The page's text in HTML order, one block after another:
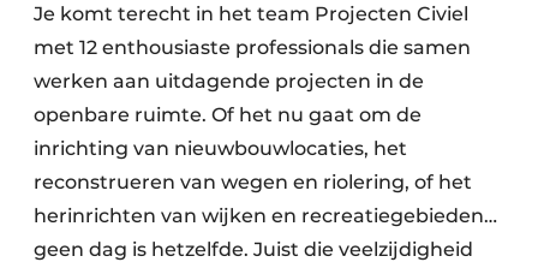
Duurzaamheid & Innovatie
Fundering
Kopen/Huren/Leasen
Sloop & Recycling
Bouwtransport
Je komt terecht in het team Projecten Civiel
met 12 enthousiaste professionals die samen
werken aan uitdagende projecten in de
openbare ruimte. Of het nu gaat om de
inrichting van nieuwbouwlocaties, het
reconstrueren van wegen en riolering, of het
herinrichten van wijken en recreatiegebieden…
geen dag is hetzelfde. Juist die veelzijdigheid